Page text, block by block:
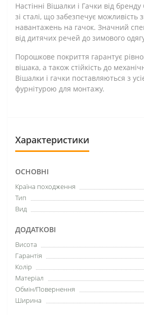
Настінні Вішалки і Гачки від
зі сталі, що забезпечує можливість
навантажень на гачок. Значний
від дитячих речей до зимового
Порошкове покриття гарантує
вішака, а також стійкість до
Вішалки і гачки поставляються з
фурнітурою для монтажу.
Характеристики
ОСНОВНІ
Країна походження
Тип
Вид
ДОДАТКОВІ
Висота
Гарантія
Колір
Матеріал
Обмін/Повернення
Ширина